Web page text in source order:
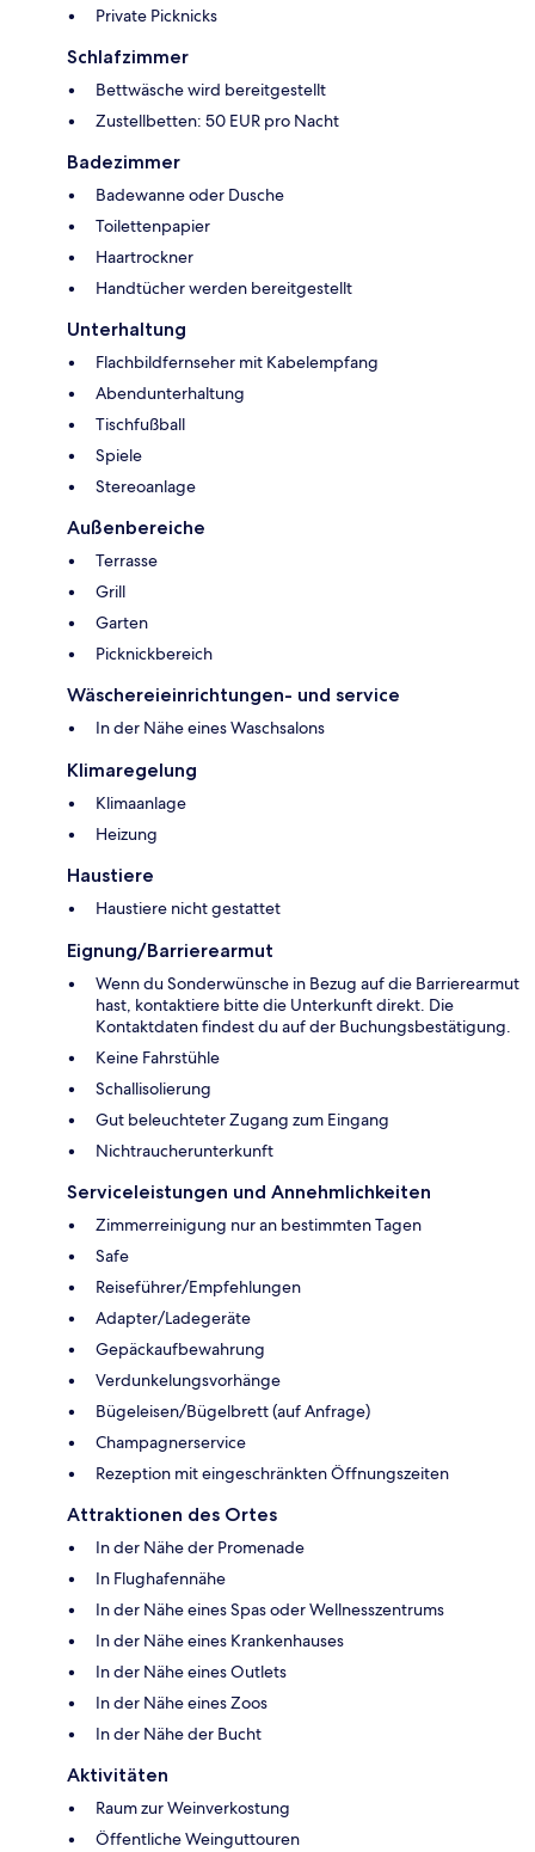
Private Picknicks
Schlafzimmer
Bettwäsche wird bereitgestellt
Zustellbetten: 50 EUR pro Nacht
Badezimmer
Badewanne oder Dusche
Toilettenpapier
Haartrockner
Handtücher werden bereitgestellt
Unterhaltung
Flachbildfernseher mit Kabelempfang
Abendunterhaltung
Tischfußball
Spiele
Stereoanlage
Außenbereiche
Terrasse
Grill
Garten
Picknickbereich
Wäschereieinrichtungen- und service
In der Nähe eines Waschsalons
Klimaregelung
Klimaanlage
Heizung
Haustiere
Haustiere nicht gestattet
Eignung/Barrierearmut
Wenn du Sonderwünsche in Bezug auf die Barrierearmut
hast, kontaktiere bitte die Unterkunft direkt. Die
Kontaktdaten findest du auf der Buchungsbestätigung.
Keine Fahrstühle
Schallisolierung
Gut beleuchteter Zugang zum Eingang
Nichtraucherunterkunft
Serviceleistungen und Annehmlichkeiten
Zimmerreinigung nur an bestimmten Tagen
Safe
Reiseführer/Empfehlungen
Adapter/Ladegeräte
Gepäckaufbewahrung
Verdunkelungsvorhänge
Bügeleisen/Bügelbrett (auf Anfrage)
Champagnerservice
Rezeption mit eingeschränkten Öffnungszeiten
Attraktionen des Ortes
In der Nähe der Promenade
In Flughafennähe
In der Nähe eines Spas oder Wellnesszentrums
In der Nähe eines Krankenhauses
In der Nähe eines Outlets
In der Nähe eines Zoos
In der Nähe der Bucht
Aktivitäten
Raum zur Weinverkostung
Öffentliche Weinguttouren